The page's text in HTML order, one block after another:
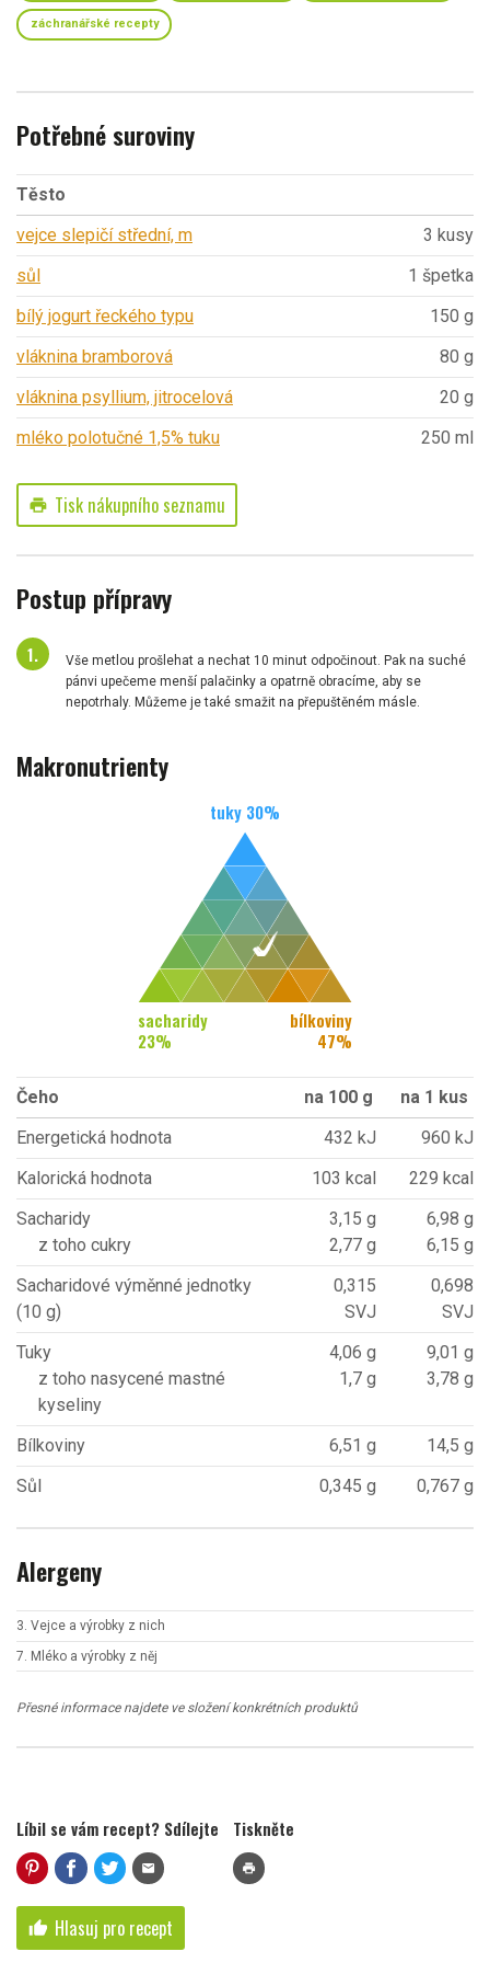
záchranářské recepty
Potřebné suroviny
Těsto
vejce slepičí střední, m
3 kusy
sůl
1 špetka
bílý jogurt řeckého typu
150 g
vláknina bramborová
80 g
vláknina psyllium, jitrocelová
20 g
mléko polotučné 1,5% tuku
250 ml
print Tisk nákupního seznamu
Postup přípravy
Vše metlou prošlehat a nechat 10 minut odpočinout. Pak na suché
pánvi upečeme menší palačinky a opatrně obracíme, aby se
nepotrhaly. Můžeme je také smažit na přepuštěném másle.
Makronutrienty
tuky 30%
sacharidy
23%
bílkoviny
47%
Čeho na 100 g
na 1 kus
Energetická hodnota
432 kJ
960 kJ
Kalorická hodnota
103 kcal
229 kcal
Sacharidy
z toho cukry
3,15 g
2,77 g
6,98 g
6,15 g
Sacharidové výměnné jednotky
(10 g)
0,315
SVJ
0,698
SVJ
Tuky
z toho nasycené mastné
kyseliny
4,06 g
1,7 g
9,01 g
3,78 g
Bílkoviny 6,51 g
14,5 g
Sůl
0,345 g 0,767 g
Alergeny
3. Vejce a výrobky z nich
7. Mléko a výrobky z něj
Přesné informace najdete ve složení konkrétních produktů
Líbil se vám recept? Sdílejte
mail
Tiskněte
print
thumb_up Hlasuj pro recept